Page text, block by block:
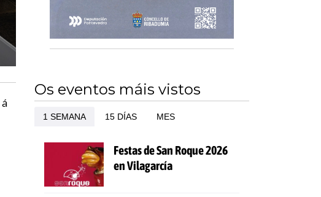
á
Os eventos máis vistos
1 SEMANA 15 DÍAS MES
Festas de San Roque 2026
en Vilagarcía